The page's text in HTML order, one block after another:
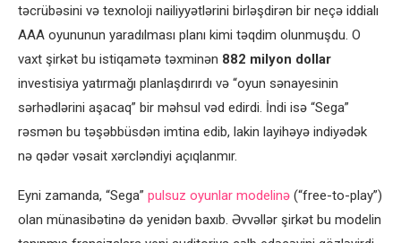
təcrübəsini və texnoloji nailiyyətlərini birləşdirən bir neçə iddialı
AAA oyununun yaradılması planı kimi təqdim olunmuşdu. O
vaxt şirkət bu istiqamətə təxminən 882 milyon dollar
investisiya yatırmağı planlaşdırırdı və “oyun sənayesinin
sərhədlərini aşacaq” bir məhsul vəd edirdi. İndi isə “Sega”
rəsmən bu təşəbbüsdən imtina edib, lakin layihəyə indiyədək
nə qədər vəsait xərcləndiyi açıqlanmır.
Eyni zamanda, “Sega” pulsuz oyunlar modelinə (“free-to-play”)
olan münasibətinə də yenidən baxıb. Əvvəllər şirkət bu modelin